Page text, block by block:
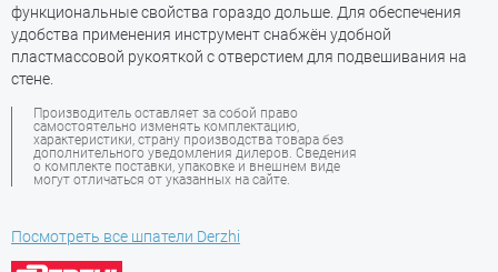
функциональные свойства гораздо дольше. Для обеспечения
удобства применения инструмент снабжён удобной
пластмассовой рукояткой с отверстием для подвешивания на
стене.
Производитель оставляет за собой право
самостоятельно изменять комплектацию,
характеристики, страну производства товара без
дополнительного уведомления дилеров. Сведения
о комплекте поставки, упаковке и внешнем виде
могут отличаться от указанных на сайте.
Посмотреть все шпатели Derzhi